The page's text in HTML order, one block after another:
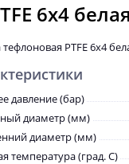
6х4
тефлоновая PTFE 6х4
давление (бар)
диаметр (мм)
диаметр (мм)
температура (град. C)